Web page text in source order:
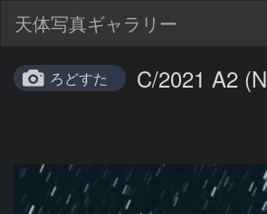
天体写真ギャラリー
ろどすた C/2021 A2